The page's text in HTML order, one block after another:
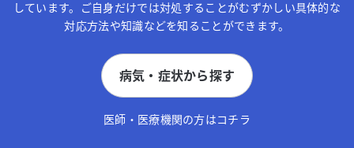
しています。ご自身だけでは対処することがむずかしい具体的な
対応方法や知識などを知ることができます。
病気・症状から探す
医師・医療機関の方はコチラ